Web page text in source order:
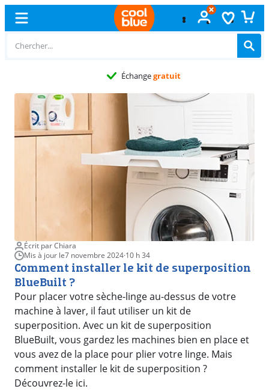
Échangegratuit
Écrit par Chiara
Mis à jour le7 novembre 2024·10 h 34
Comment installer le kit de superposition
BlueBuilt ?
Pour placer votre sèche-linge au-dessus de votre
machine à laver, il faut utiliser un kit de
superposition. Avec un kit de superposition
BlueBuilt, vous gardez les machines bien en place et
vous avez de la place pour plier votre linge. Mais
comment installer le kit de superposition ?
Découvrez-le ici.